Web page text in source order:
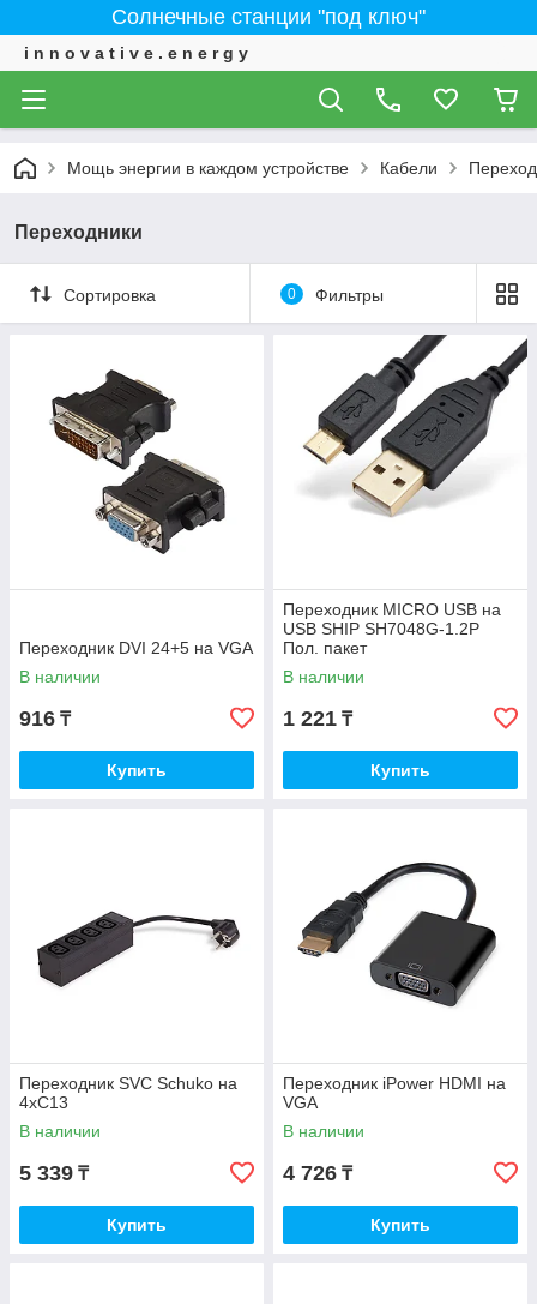
Солнечные станции "под ключ"
i n n o v a t i v e . e n e r g y
Мощь энергии в каждом устройстве Кабели
Переходники
Сортировка 0 Фильтры
Переходник DVI 24+5 на VGA
В наличии
916 ₸
Купить
Переходник MICRO USB на
USB SHIP SH7048G-1.2P
Пол. пакет
В наличии
1 221 ₸
Купить
Переходник SVC Schuko на
4хС13
В наличии
5 339 ₸
Купить
Переходник iPower HDMI на
VGA
В наличии
4 726 ₸
Купить